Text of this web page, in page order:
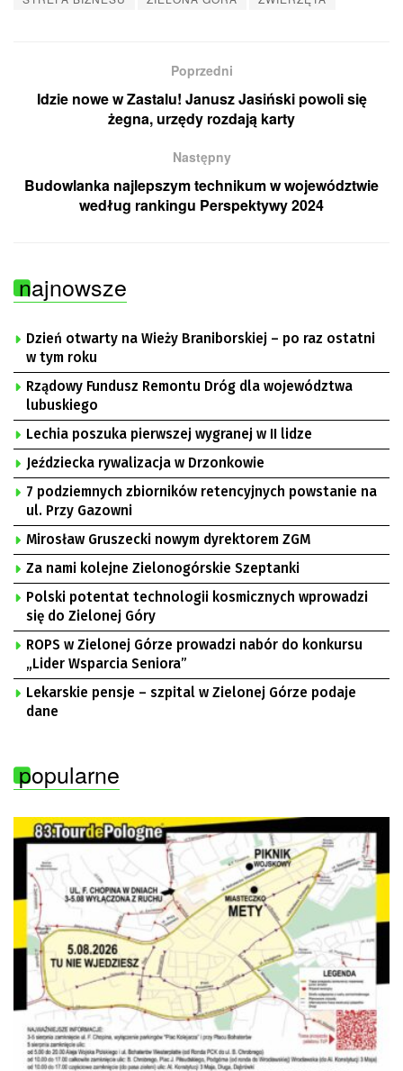
Poprzedni
Idzie nowe w Zastalu! Janusz Jasiński powoli się
żegna, urzędy rozdają karty
Następny
Budowlanka najlepszym technikum w województwie
według rankingu Perspektywy 2024
najnowsze
Dzień otwarty na Wieży Braniborskiej – po raz ostatni
w tym roku
Rządowy Fundusz Remontu Dróg dla województwa
lubuskiego
Lechia poszuka pierwszej wygranej w II lidze
Jeździecka rywalizacja w Drzonkowie
7 podziemnych zbiorników retencyjnych powstanie na
ul. Przy Gazowni
Mirosław Gruszecki nowym dyrektorem ZGM
Za nami kolejne Zielonogórskie Szeptanki
Polski potentat technologii kosmicznych wprowadzi
się do Zielonej Góry
ROPS w Zielonej Górze prowadzi nabór do konkursu
„Lider Wsparcia Seniora”
Lekarskie pensje – szpital w Zielonej Górze podaje
dane
popularne